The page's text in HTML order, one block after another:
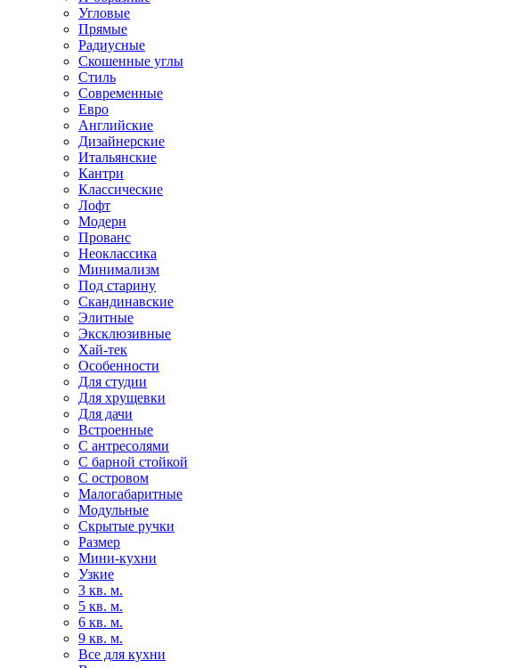
Угловые
Прямые
Радиусные
Скошенные углы
Стиль
Современные
Евро
Английские
Дизайнерские
Итальянские
Кантри
Классические
Лофт
Модерн
Прованс
Неоклассика
Минимализм
Под старину
Скандинавские
Элитные
Эксклюзивные
Хай-тек
Особенности
Для студии
Для хрущевки
Для дачи
Встроенные
С антресолями
С барной стойкой
С островом
Малогабаритные
Модульные
Скрытые ручки
Размер
Мини-кухни
Узкие
3 кв. м.
5 кв. м.
6 кв. м.
9 кв. м.
Все для кухни